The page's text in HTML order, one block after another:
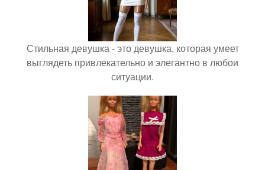
Стильная девушка - это девушка, которая умеет
выглядеть привлекательно и элегантно в любои
ситуации.